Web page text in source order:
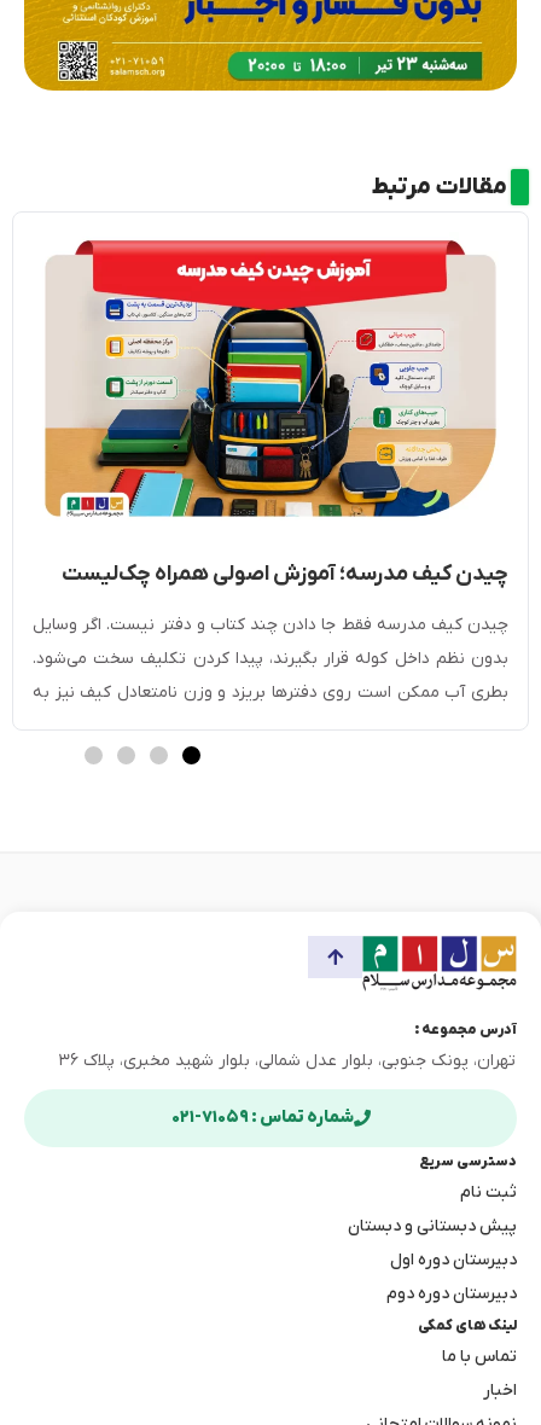
مقالات مرتبط
چیدن کیف مدرسه؛ آموزش اصولی همراه چک‌لیست
وسایل
چیدن کیف مدرسه فقط جا دادن چند کتاب و دفتر نیست. اگر وسایل
بدون نظم داخل کوله قرار بگیرند، پیدا کردن تکلیف سخت می‌شود.
بطری آب ممکن است روی دفترها بریزد و وزن نامتعادل کیف نیز به
شانه و کمر دانش‌آموز فشار می‌آورد. در این مطب از مجموعه
آموزش‌های وبسایت مدرسه سلام با چیدمان اصولی […]
آدرس مجموعه :
تهران، پونک جنوبی، بلوار عدل شمالی، بلوار شهید مخبری، پلاک ۳۶
شماره تماس : ۷۱۰۵۹-۰۲۱
دسترسی سریع
ثبت نام
پیش دبستانی و دبستان
دبیرستان دوره اول
دبیرستان دوره دوم
لینک های کمکی
تماس با ما
اخبار